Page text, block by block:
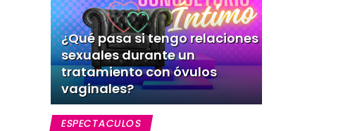
¿Qué pasa si tengo relaciones
sexuales durante un
tratamiento con óvulos
vaginales?
ESPECTACULOS